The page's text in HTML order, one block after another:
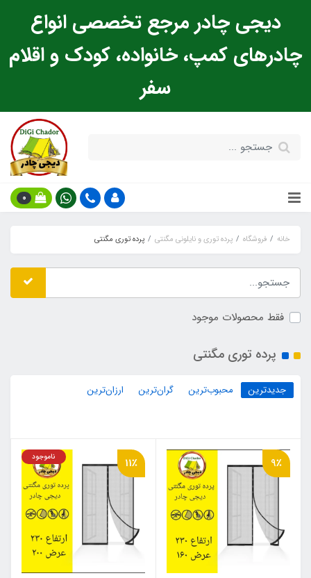
دیجی چادر مرجع تخصصی انواع
چادرهای کمپ، خانواده، کودک و اقلام
سفر
0
خانه فروشگاه پرده توری و نایلونی مگنتی پرده توری مگنتی
فقط محصولات موجود
پرده توری مگنتی
جدیدترین محبوب‌ترین گران‌ترین ارزان‌ترین
9٪ 11٪ ناموجود